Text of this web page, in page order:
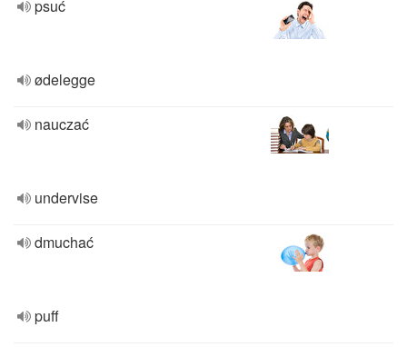
psuć
ødelegge
nauczać
undervise
dmuchać
puff